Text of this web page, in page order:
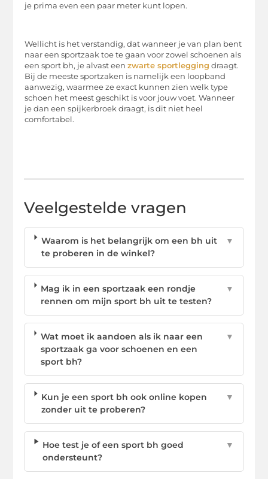
je prima even een paar meter kunt lopen.
Wellicht is het verstandig, dat wanneer je van plan bent
naar een sportzaak toe te gaan voor zowel schoenen als
een sport bh, je alvast eenzwarte sportlegging draagt.
Bij de meeste sportzaken is namelijk een loopband
aanwezig, waarmee ze exact kunnen zien welk type
schoen het meest geschikt is voor jouw voet. Wanneer
je dan een spijkerbroek draagt, is dit niet heel
comfortabel.
Veelgestelde vragen
Waarom is het belangrijk om een bh uit
te proberen in de winkel?
▼
Mag ik in een sportzaak een rondje
rennen om mijn sport bh uit te testen?
▼
Wat moet ik aandoen als ik naar een
sportzaak ga voor schoenen en een
sport bh?
▼
Kun je een sport bh ook online kopen
zonder uit te proberen?
▼
Hoe test je of een sport bh goed
ondersteunt?
▼